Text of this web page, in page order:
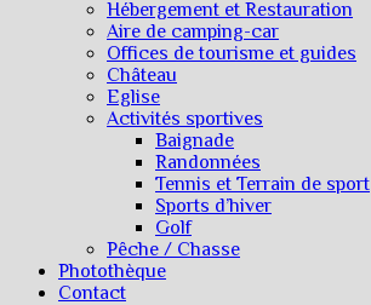
Hébergement et Restauration
Aire de camping-car
Offices de tourisme et guides
Château
Eglise
Activités sportives
Baignade
Randonnées
Tennis et Terrain de sport
Sports d’hiver
Golf
Pêche / Chasse
Photothèque
Contact